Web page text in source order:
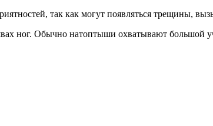
так как могут появляться трещины,
ног. Обычно натоптыши охватывают большой